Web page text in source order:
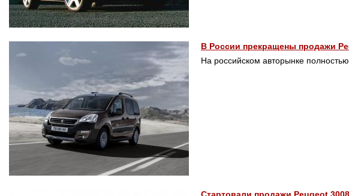
В России прекращены продажи
На российском авторынке